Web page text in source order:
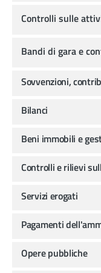
Controlli sulle
Bandi di gara e
Sovvenzioni,
Bilanci
Beni immobili e
Controlli e rilievi
Servizi erogati
Pagamenti
Opere pubbliche